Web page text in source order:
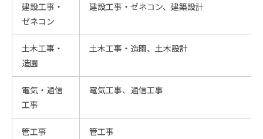
建設工事・
ゼネコン
建設工事・ゼネコン、建築設計
土木工事・
造園
土木工事・造園、土木設計
電気・通信
工事
電気工事、通信工事
管工事 管工事